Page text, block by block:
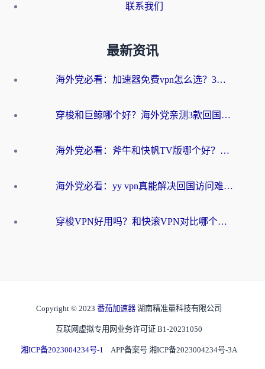
联系我们
最新资讯
海外党必看：加速器免费vpn怎么选？3步教你无缝访问国内资源
穿梭和巨鲸哪个好？海外党亲测3款回国加速器，教你避开90%的坑
海外党必看：斧牛和快帆TV版哪个好？3分钟选对回国加速器，无缝刷B站、追热剧
海外党必看：yy vpn真能解决回国访问难题？附云极initap测评+免费方案对比
穿梭VPN好用吗？和快滚VPN对比哪个回国效果更好？海外党选回国加速器必看指南
Copyright © 2023 番茄加速器 湖南精准量科技有限公司
互联网虚拟专用网业务许可证 B1-20231050
湘ICP备2023004234号-1 APP备案号 湘ICP备2023004234号-3A